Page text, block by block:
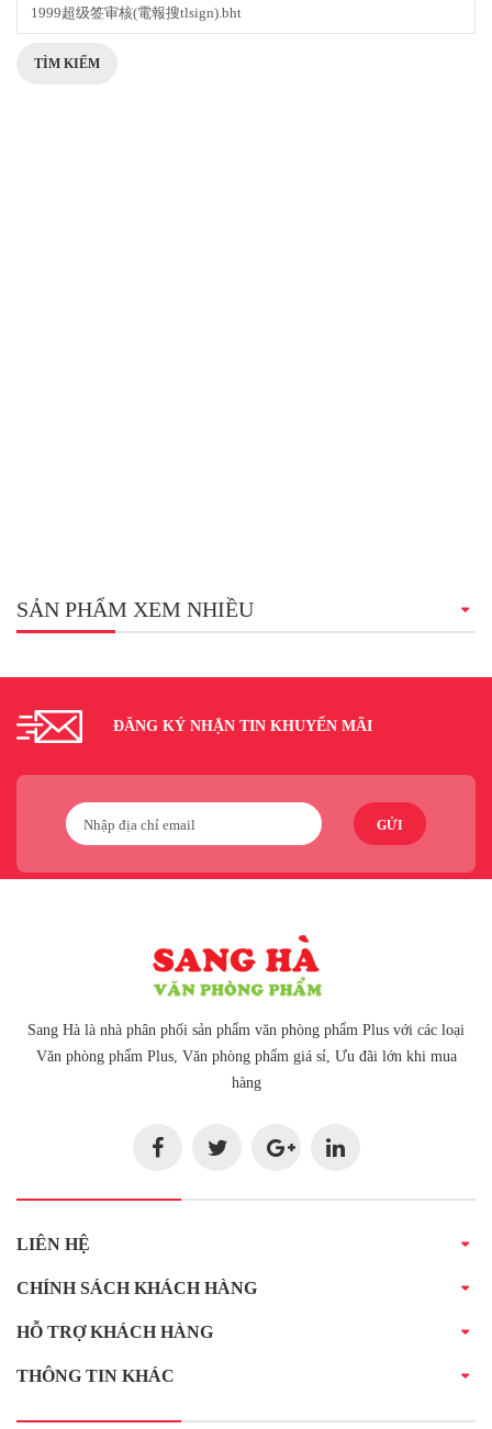
TÌM KIẾM
SẢN PHẨM XEM NHIỀU
ĐĂNG KÝ NHẬN TIN KHUYẾN MÃI
GỬI
Sang Hà là nhà phân phối sản phẩm văn phòng phẩm Plus với các loại
Văn phòng phẩm Plus, Văn phòng phẩm giá sỉ, Ưu đãi lớn khi mua
hàng
LIÊN HỆ
CHÍNH SÁCH KHÁCH HÀNG
HỖ TRỢ KHÁCH HÀNG
THÔNG TIN KHÁC